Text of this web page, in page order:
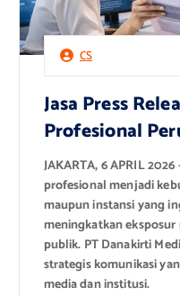
CS
Jasa Press
Profesional
JAKARTA, 6 APRIL
profesional menjadi
maupun instansi yang
meningkatkan
publik. PT Danakirti
strategis komunikasi
media dan institusi.